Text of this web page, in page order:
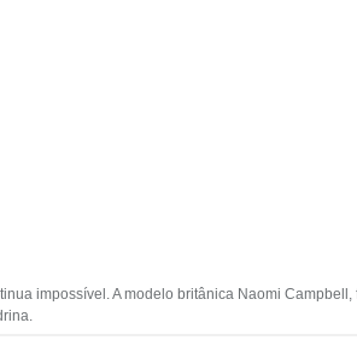
impossível. A modelo britânica Naomi